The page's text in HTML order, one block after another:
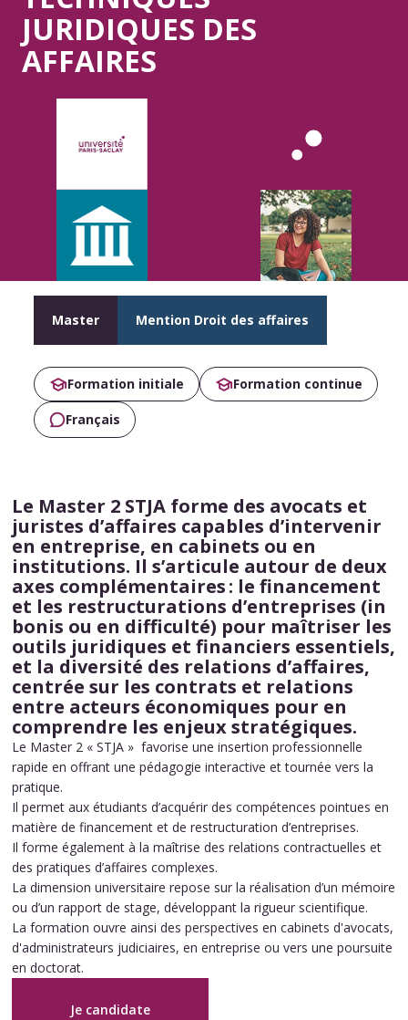
JURIDIQUES DES
AFFAIRES
Master Mention Droit des affaires
Formation initiale Formation continue
Français
Le Master 2 STJA forme des avocats et
juristes d’affaires capables d’intervenir
en entreprise, en cabinets ou en
institutions. Il s’articule autour de deux
axes complémentaires : le financement
et les restructurations d’entreprises (in
bonis ou en difficulté) pour maîtriser les
outils juridiques et financiers essentiels,
et la diversité des relations d’affaires,
centrée sur les contrats et relations
entre acteurs économiques pour en
comprendre les enjeux stratégiques.
Le Master 2 « STJA » favorise une insertion professionnelle
rapide en offrant une pédagogie interactive et tournée vers la
pratique.
Il permet aux étudiants d’acquérir des compétences pointues en
matière de financement et de restructuration d’entreprises.
Il forme également à la maîtrise des relations contractuelles et
des pratiques d’affaires complexes.
La dimension universitaire repose sur la réalisation d’un mémoire
ou d’un rapport de stage, développant la rigueur scientifique.
La formation ouvre ainsi des perspectives en cabinets d'avocats,
d'administrateurs judiciaires, en entreprise ou vers une poursuite
en doctorat.
Je candidate